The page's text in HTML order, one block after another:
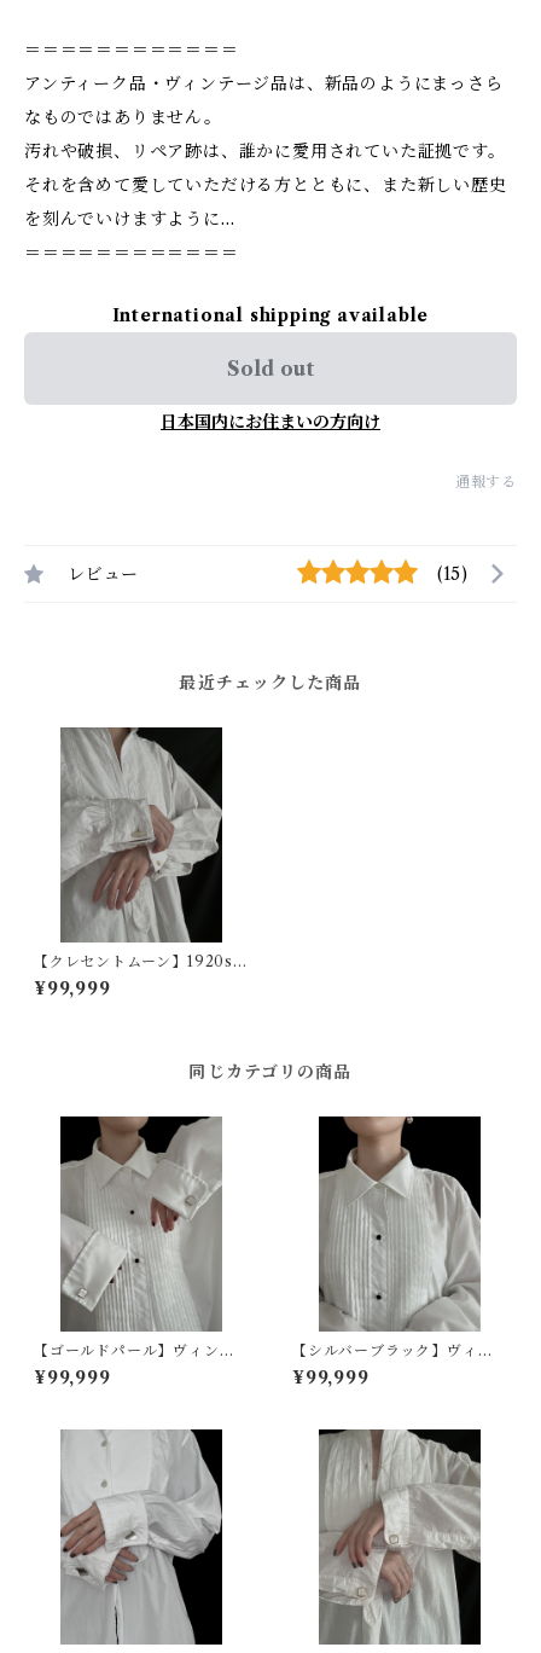
＝＝＝＝＝＝＝＝＝＝＝＝
アンティーク品・ヴィンテージ品は、新品のようにまっさら
なものではありません。
汚れや破損、リペア跡は、誰かに愛用されていた証拠です。
それを含めて愛していただける方とともに、また新しい歴史
を刻んでいけますように…
＝＝＝＝＝＝＝＝＝＝＝＝
International shipping available
Sold out
日本国内にお住まいの方向け
通報する
レビュー (15)
最近チェックした商品
【クレセントムーン】1920s
ヴィンテージカフスボタン
¥99,999
同じカテゴリの商品
【ゴールドパール】ヴィンテ
ージカフスボタン
¥99,999
【シルバーブラック】ヴィン
テージスタッドボタン
¥99,999